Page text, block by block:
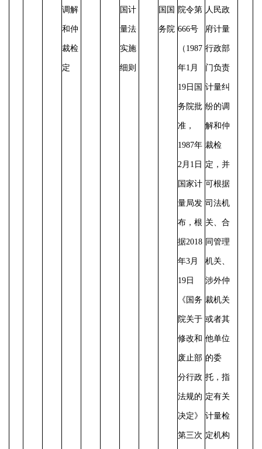
调解
和仲
裁检
定
国计
量法
实施
细则
国国
务院
院令第
666号
（1987
年1月
19日国
务院批
准，
1987年
2月1日
国家计
量局发
布，根
据2018
年3月
19日
《国务
院关于
修改和
废止部
分行政
法规的
决定》
第三次
人民政
府计量
行政部
门负责
计量纠
纷的调
解和仲
裁检
定，并
可根据
司法机
关、合
同管理
机关、
涉外仲
裁机关
或者其
他单位
的委
托，指
定有关
计量检
定机构